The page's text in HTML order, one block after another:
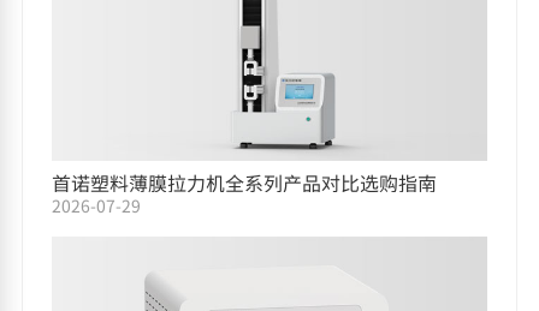
首诺塑料薄膜拉力机全系列产品对比选购指南
2026-07-29